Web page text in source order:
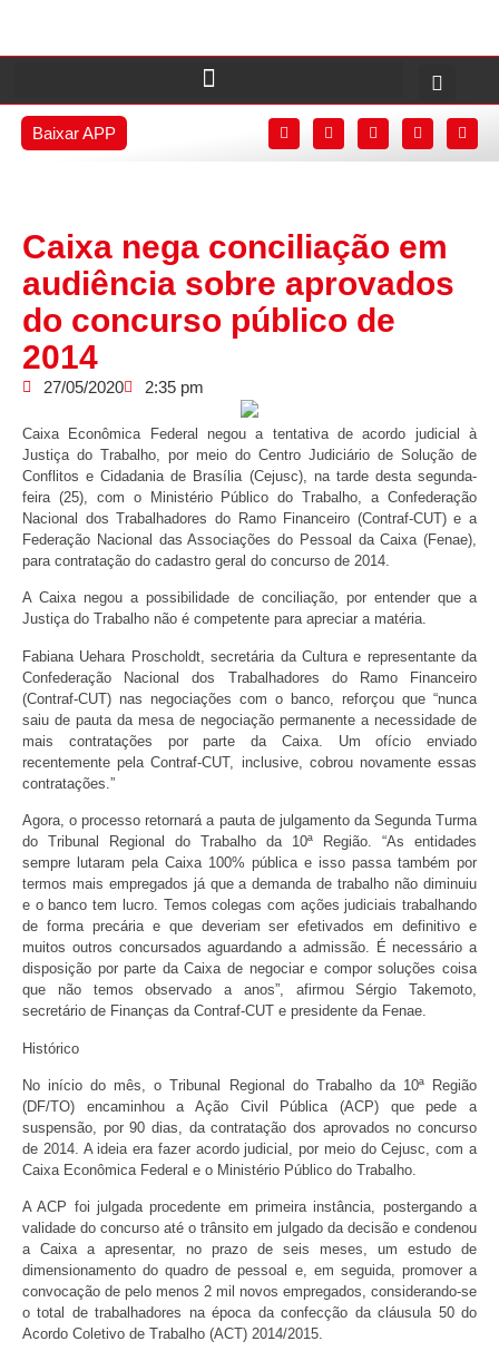
Baixar APP
Caixa nega conciliação em
audiência sobre aprovados
do concurso público de
2014
27/05/2020 2:35 pm
Caixa Econômica Federal negou a tentativa de acordo judicial à
Justiça do Trabalho, por meio do Centro Judiciário de Solução de
Conflitos e Cidadania de Brasília (Cejusc), na tarde desta segunda-
feira (25), com o Ministério Público do Trabalho, a Confederação
Nacional dos Trabalhadores do Ramo Financeiro (Contraf-CUT) e a
Federação Nacional das Associações do Pessoal da Caixa (Fenae),
para contratação do cadastro geral do concurso de 2014.
A Caixa negou a possibilidade de conciliação, por entender que a
Justiça do Trabalho não é competente para apreciar a matéria.
Fabiana Uehara Proscholdt, secretária da Cultura e representante da
Confederação Nacional dos Trabalhadores do Ramo Financeiro
(Contraf-CUT) nas negociações com o banco, reforçou que “nunca
saiu de pauta da mesa de negociação permanente a necessidade de
mais contratações por parte da Caixa. Um ofício enviado
recentemente pela Contraf-CUT, inclusive, cobrou novamente essas
contratações.”
Agora, o processo retornará a pauta de julgamento da Segunda Turma
do Tribunal Regional do Trabalho da 10ª Região. “As entidades
sempre lutaram pela Caixa 100% pública e isso passa também por
termos mais empregados já que a demanda de trabalho não diminuiu
e o banco tem lucro. Temos colegas com ações judiciais trabalhando
de forma precária e que deveriam ser efetivados em definitivo e
muitos outros concursados aguardando a admissão. É necessário a
disposição por parte da Caixa de negociar e compor soluções coisa
que não temos observado a anos”, afirmou Sérgio Takemoto,
secretário de Finanças da Contraf-CUT e presidente da Fenae.
Histórico
No início do mês, o Tribunal Regional do Trabalho da 10ª Região
(DF/TO) encaminhou a Ação Civil Pública (ACP) que pede a
suspensão, por 90 dias, da contratação dos aprovados no concurso
de 2014. A ideia era fazer acordo judicial, por meio do Cejusc, com a
Caixa Econômica Federal e o Ministério Público do Trabalho.
A ACP foi julgada procedente em primeira instância, postergando a
validade do concurso até o trânsito em julgado da decisão e condenou
a Caixa a apresentar, no prazo de seis meses, um estudo de
dimensionamento do quadro de pessoal e, em seguida, promover a
convocação de pelo menos 2 mil novos empregados, considerando-se
o total de trabalhadores na época da confecção da cláusula 50 do
Acordo Coletivo de Trabalho (ACT) 2014/2015.